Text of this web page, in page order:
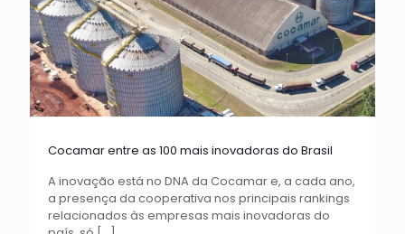
Cocamar entre as 100 mais inovadoras do Brasil
A inovação está no DNA da Cocamar e, a cada ano,
a presença da cooperativa nos principais rankings
relacionados às empresas mais inovadoras do